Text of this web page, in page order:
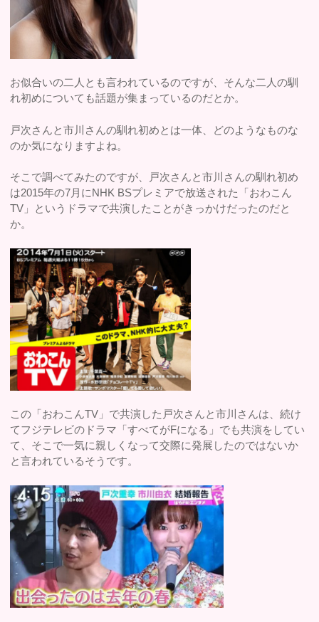
お似合いの二人とも言われているのですが、そんな二人の馴
れ初めについても話題が集まっているのだとか。
戸次さんと市川さんの馴れ初めとは一体、どのようなものな
のか気になりますよね。
そこで調べてみたのですが、戸次さんと市川さんの馴れ初め
は2015年の7月にNHK BSプレミアで放送された「おわこん
TV」というドラマで共演したことがきっかけだったのだと
か。
この「おわこんTV」で共演した戸次さんと市川さんは、続け
てフジテレビのドラマ「すべてがFになる」でも共演をしてい
て、そこで一気に親しくなって交際に発展したのではないか
と言われているそうです。